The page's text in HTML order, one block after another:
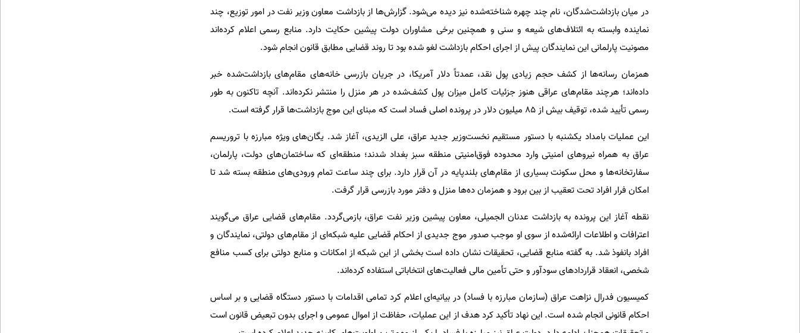
در میان بازداشت‌شدگان، نام چند چهره شناخته‌شده نیز دیده می‌شود. گزارش‌ها از بازداشت معاون وزیر نفت در امور توزیع، چند
نماینده وابسته به ائتلاف‌های شیعه و سنی و همچنین برخی مشاوران دولت پیشین حکایت دارد. منابع رسمی اعلام کرده‌اند
مصونیت پارلمانی این نمایندگان پیش از اجرای احکام بازداشت لغو شده بود تا روند قضایی مطابق قانون انجام شود.
همزمان رسانه‌ها از کشف حجم زیادی پول نقد، عمدتاً دلار آمریکا، در جریان بازرسی خانه‌های مقام‌های بازداشت‌شده خبر
داده‌اند؛ هرچند مقام‌های عراقی هنوز جزئیات کامل میزان پول کشف‌شده در هر منزل را منتشر نکرده‌اند. آنچه تاکنون به طور
رسمی تأیید شده، توقیف بیش از 85 میلیون دلار در پرونده اصلی فساد است که مبنای این موج بازداشت‌ها قرار گرفته است.
این عملیات بامداد یکشنبه با دستور مستقیم نخست‌وزیر جدید عراق، علی الزیدی، آغاز شد. یگان‌های ویژه مبارزه با تروریسم
عراق به همراه نیروهای امنیتی وارد محدوده فوق‌امنیتی منطقه سبز بغداد شدند؛ منطقه‌ای که ساختمان‌های دولت، پارلمان،
سفارتخانه‌ها و محل سکونت بسیاری از مقام‌های بلندپایه در آن قرار دارد. برای چند ساعت تمام ورودی‌های منطقه بسته شد تا
امکان فرار افراد تحت تعقیب از بین برود و همزمان ده‌ها منزل و دفتر مورد بازرسی قرار گرفت.
نقطه آغاز این پرونده به بازداشت عدنان الجمیلی، معاون پیشین وزیر نفت عراق، بازمی‌گردد. مقام‌های قضایی عراق می‌گویند
اعترافات و اطلاعات ارائه‌شده از سوی او موجب صدور موج جدیدی از احکام قضایی علیه شبکه‌ای از مقام‌های دولتی، نمایندگان و
افراد بانفوذ شد. به گفته منابع قضایی، تحقیقات نشان داده است بخشی از این شبکه از امکانات و منابع دولتی برای کسب منافع
شخصی، انعقاد قراردادهای سودآور و حتی تأمین مالی فعالیت‌های انتخاباتی استفاده کرده‌اند.
کمیسیون فدرال نزاهت عراق (سازمان مبارزه با فساد) در بیانیه‌ای اعلام کرد تمامی اقدامات با دستور دستگاه قضایی و بر اساس
احکام قانونی انجام شده است. این نهاد تأکید کرد هدف از این عملیات، حفاظت از اموال عمومی و اجرای بدون تبعیض قانون است